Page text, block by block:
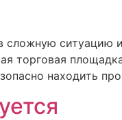
сложную ситуацию
торговая
находить